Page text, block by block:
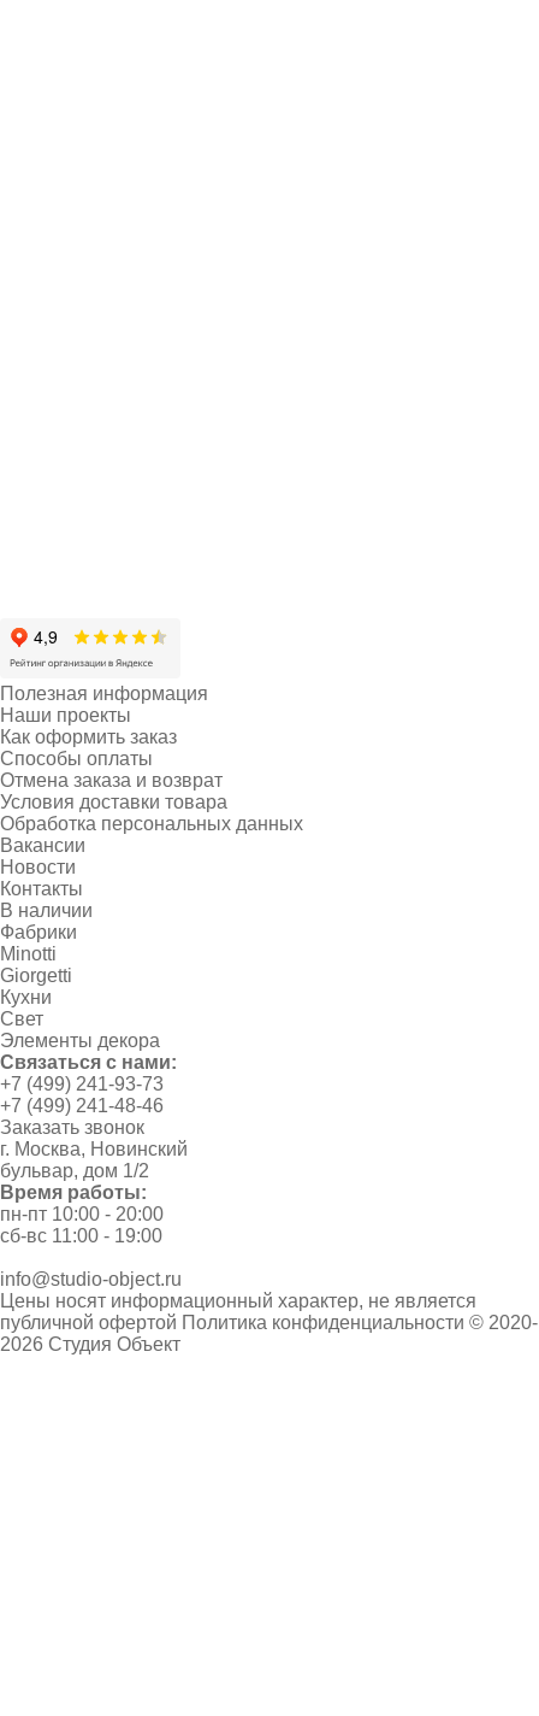
Полезная информация
Наши проекты
Как оформить заказ
Способы оплаты
Отмена заказа и возврат
Условия доставки товара
Обработка персональных данных
Вакансии
Новости
Контакты
В наличии
Фабрики
Minotti
Giorgetti
Кухни
Свет
Элементы декора
Связаться с нами:
+7 (499) 241-93-73
+7 (499) 241-48-46
Заказать звонок
г. Москва, Новинский
бульвар, дом 1/2
Время работы:
пн-пт 10:00 - 20:00
сб-вс 11:00 - 19:00
info@studio-object.ru
Цены носят информационный характер, не является
публичной офертой Политика конфиденциальности © 2020-
2026 Студия Объект